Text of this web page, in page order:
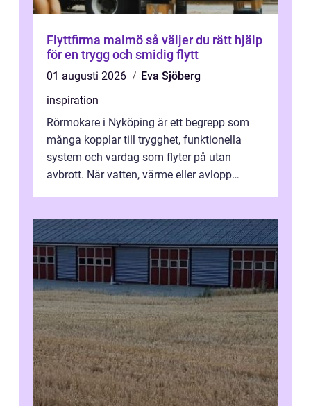
Flyttfirma malmö så väljer du rätt hjälp
för en trygg och smidig flytt
01 augusti 2026
Eva Sjöberg
inspiration
Rörmokare i Nyköping är ett begrepp som
många kopplar till trygghet, funktionella
system och vardag som flyter på utan
avbrott. När vatten, värme eller avlopp